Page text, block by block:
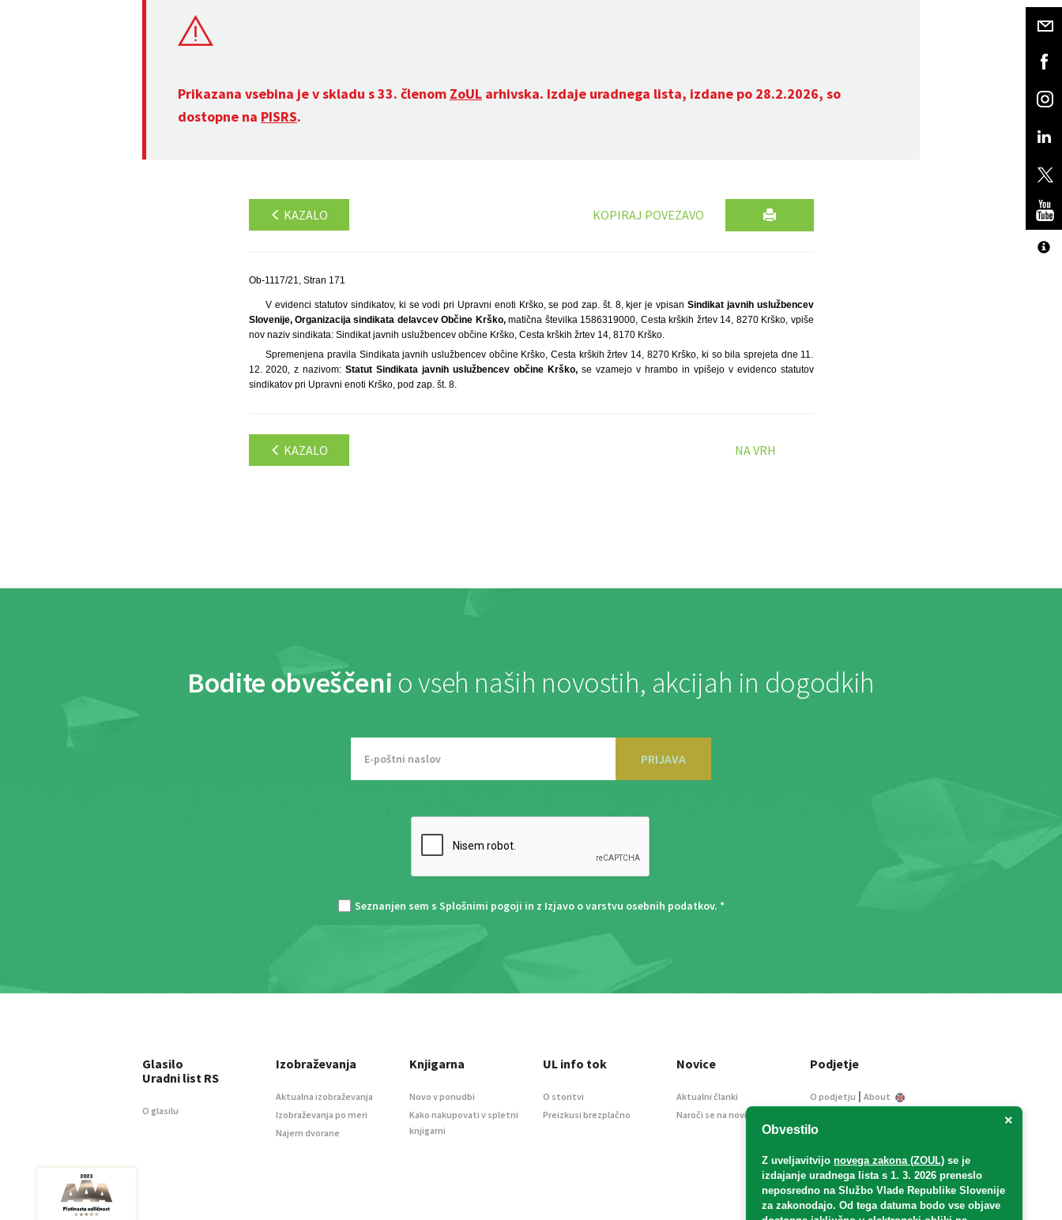
Prikazana vsebina je v skladu s 33. členom ZoUL arhivska. Izdaje uradnega lista, izdane po 28.2.2026, so
dostopne na PISRS.
KAZALO KOPIRAJ POVEZAVO
Ob-1117/21, Stran 171
V evidenci statutov sindikatov, ki se vodi pri Upravni enoti Krško, se pod zap. št. 8, kjer je vpisan Sindikat javnih uslužbencev
Slovenije, Organizacija sindikata delavcev Občine Krško,matična številka 1586319000, Cesta krških žrtev 14, 8270 Krško, vpiše
nov naziv sindikata: Sindikat javnih uslužbencev občine Krško, Cesta krških žrtev 14, 8170 Krško.
Spremenjena pravila Sindikata javnih uslužbencev občine Krško, Cesta krških žrtev 14, 8270 Krško, ki so bila sprejeta dne 11.
12. 2020, z nazivom:Statut Sindikata javnih uslužbencev občine Krško, se vzamejo v hrambo in vpišejo v evidenco statutov
sindikatov pri Upravni enoti Krško, pod zap. št. 8.
KAZALO NA VRH
Bodite obveščeni o vseh naših novostih, akcijah in dogodkih
PRIJAVA
Seznanjen sem s Splošnimi pogoji in z Izjavo o varstvu osebnih podatkov. *
×
Obvestilo
Z uveljavitvijo novega zakona (ZOUL) se je
izdajanje uradnega lista s 1. 3. 2026 preneslo
neposredno na Službo Vlade Republike Slovenije
za zakonodajo. Od tega datuma bodo vse objave
Glasilo
Uradni list RS
O glasilu
Izobraževanja
Aktualna izobraževanja
Izobraževanja po meri
Najem dvorane
Knjigarna
Novo v ponudbi
Kako nakupovati v spletni
knjigarni
UL info tok
O storitvi
Preizkusi brezplačno
Novice
Aktualni članki
Naroči se na novice
Podjetje
O podjetju | About
Informacije javnega
Oglaševanje
Splošni pogoji
Izjava o varstvu osebnih